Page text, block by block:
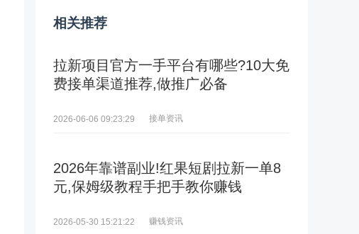
相关推荐
拉新项目官方一手平台有哪些?10大免
费接单渠道推荐,做推广必备
2026-06-06 09:23:29 接单资讯
2026年靠谱副业!红果短剧拉新一单8
元,保姆级教程手把手教你赚钱
2026-05-30 15:21:22 赚钱资讯